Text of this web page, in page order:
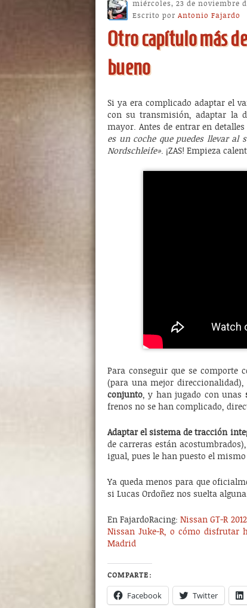
Otro capítulo más
bueno
miércoles, 23 de noviembre
Escrito por Antonio Fajardo
Si ya era complicado adaptar el
con su transmisión, adaptar la
mayor. Antes de entrar en
es un coche que puedes llevar al
Nordschleife». ¡ZAS! Empieza
Para conseguir que se comporte
(para una mejor
conjunto, y han jugado con unas
frenos no se han complicado,
Adaptar el sistema de tracción
de carreras están
igual, pues le han puesto el
Ya queda menos para que
si Lucas Ordoñez nos suelta
En FajardoRacing:Nissan GT-R
Nissan Juke-R, o cómo disfrutar
Madrid
COMPARTE:
Facebook Twitter